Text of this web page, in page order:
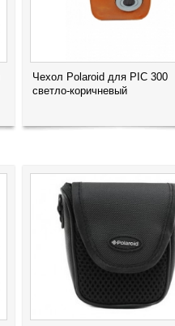
Чехол Polaroid для PIC 300
светло-коричневый